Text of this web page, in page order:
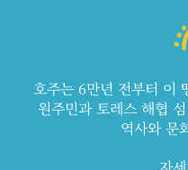
호주는 6만년 전부터 이
원주민과 토레스 해협
역사와 문